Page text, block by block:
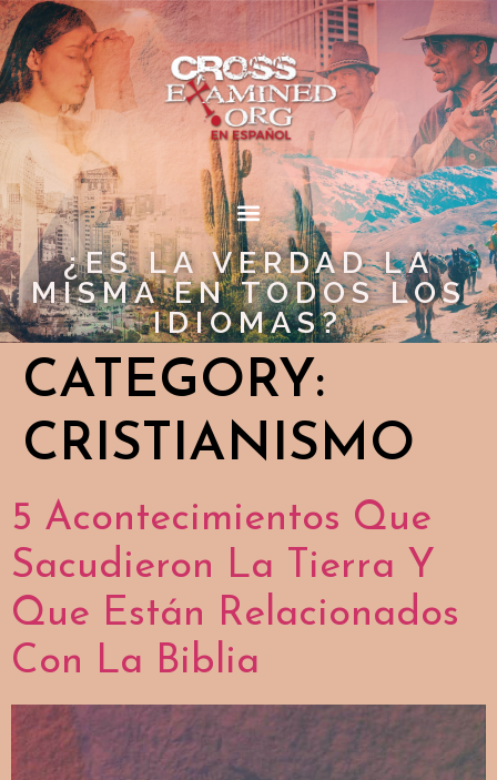
¿ES LA VERDAD LA
MISMA EN TODOS LOS
IDIOMAS?
CATEGORY:
CRISTIANISMO
5 Acontecimientos Que
Sacudieron La Tierra Y
Que Están Relacionados
Con La Biblia